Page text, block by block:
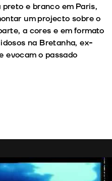
e branco em Paris,
um projecto sobre o
a cores e em formato
na Bretanha, ex-
evocam o passado